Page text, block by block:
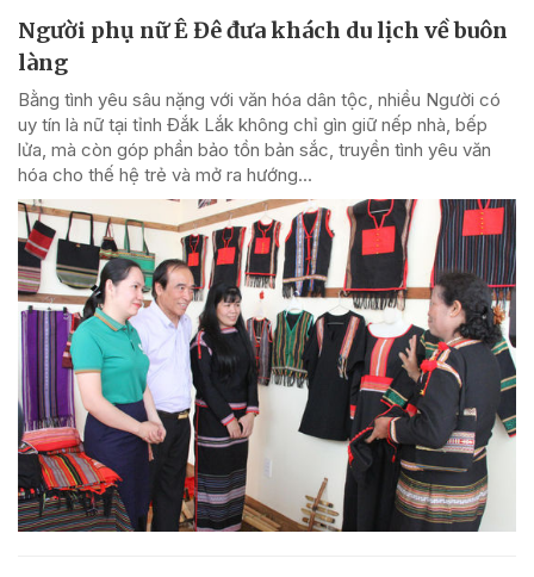
Người phụ nữ Ê Đê đưa khách du lịch về buôn
làng
Bằng tình yêu sâu nặng với văn hóa dân tộc, nhiều Người có
uy tín là nữ tại tỉnh Đắk Lắk không chỉ gìn giữ nếp nhà, bếp
lửa, mà còn góp phần bảo tồn bản sắc, truyền tình yêu văn
hóa cho thế hệ trẻ và mở ra hướng...